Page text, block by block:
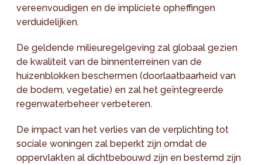
vereenvoudigen en de impliciete opheffingen
verduidelijken.
De geldende milieuregelgeving zal globaal gezien
de kwaliteit van de binnenterreinen van de
huizenblokken beschermen (doorlaatbaarheid van
de bodem, vegetatie) en zal het geïntegreerde
regenwaterbeheer verbeteren.
De impact van het verlies van de verplichting tot
sociale woningen zal beperkt zijn omdat de
oppervlakten al dichtbebouwd zijn en bestemd zijn